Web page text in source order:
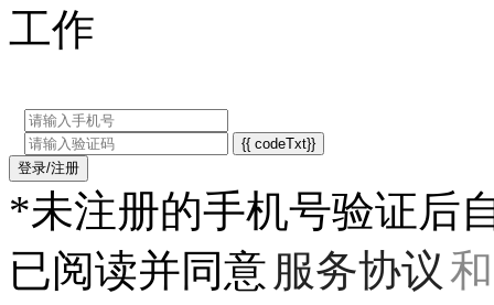
工作
{{ codeTxt}}
登录/注册
*未注册的手机号验证后
已阅读并同意 服务协议 和